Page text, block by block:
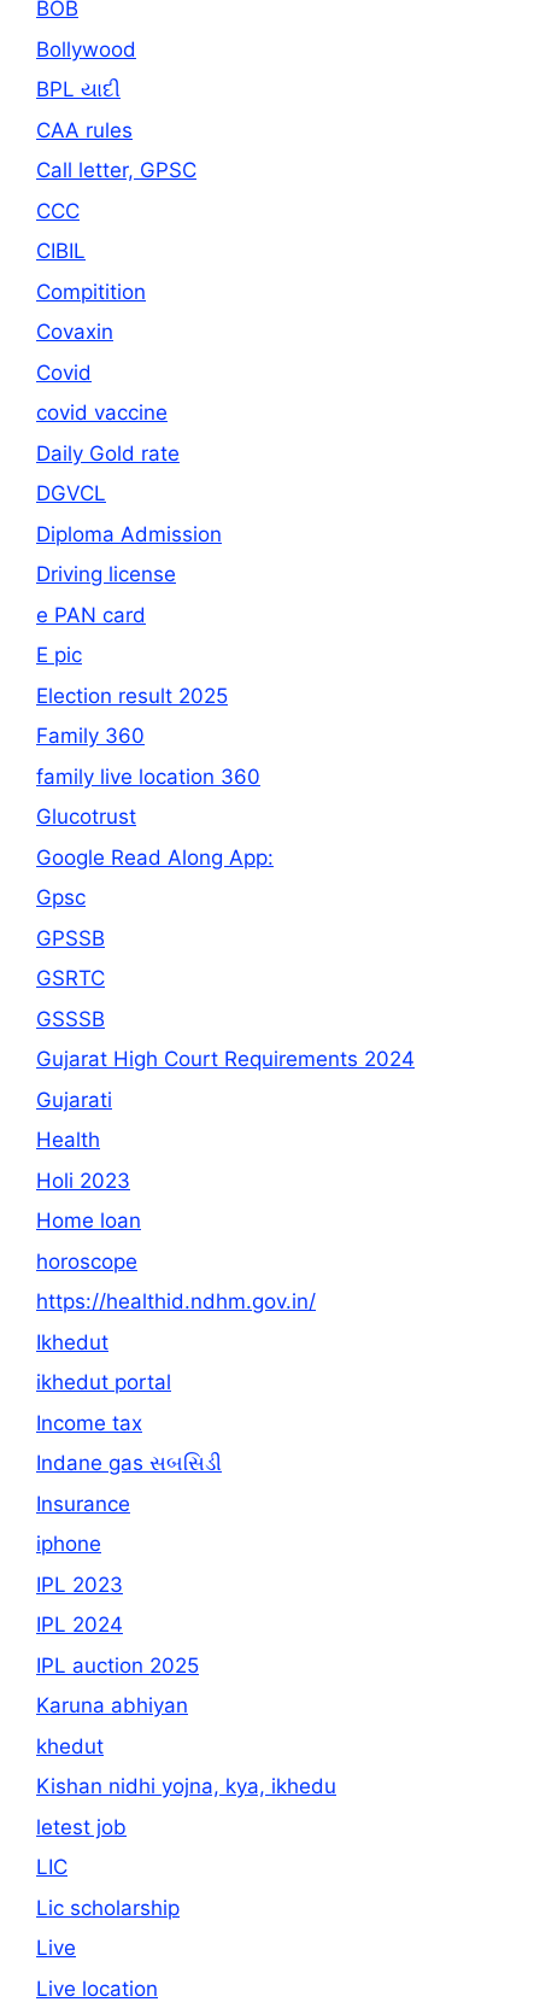
BOB
Bollywood
BPL યાદી
CAA rules
Call letter, GPSC
CCC
CIBIL
Compitition
Covaxin
Covid
covid vaccine
Daily Gold rate
DGVCL
Diploma Admission
Driving license
e PAN card
E pic
Election result 2025
Family 360
family live location 360
Glucotrust
Google Read Along App:
Gpsc
GPSSB
GSRTC
GSSSB
Gujarat High Court Requirements 2024
Gujarati
Health
Holi 2023
Home loan
horoscope
https://healthid.ndhm.gov.in/
Ikhedut
ikhedut portal
Income tax
Indane gas સબસિડી
Insurance
iphone
IPL 2023
IPL 2024
IPL auction 2025
Karuna abhiyan
khedut
Kishan nidhi yojna, kya, ikhedu
letest job
LIC
Lic scholarship
Live
Live location